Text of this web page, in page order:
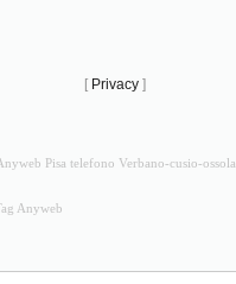
[ Privacy ]
Pisa telefono Verbano-cusio-ossola
Anyweb